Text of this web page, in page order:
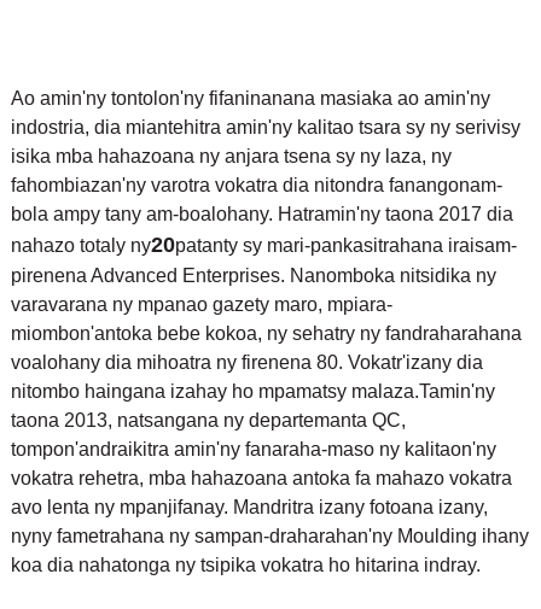
Ao amin'ny tontolon'ny fifaninanana masiaka ao amin'ny
indostria, dia miantehitra amin'ny kalitao tsara sy ny serivisy
isika mba hahazoana ny anjara tsena sy ny laza, ny
fahombiazan'ny varotra vokatra dia nitondra fanangonam-
bola ampy tany am-boalohany. Hatramin'ny taona 2017 dia
nahazo totaly ny20patanty sy mari-pankasitrahana iraisam-
pirenena Advanced Enterprises. Nanomboka nitsidika ny
varavarana ny mpanao gazety maro, mpiara-
miombon'antoka bebe kokoa, ny sehatry ny fandraharahana
voalohany dia mihoatra ny firenena 80. Vokatr'izany dia
nitombo haingana izahay ho mpamatsy malaza.Tamin'ny
taona 2013, natsangana ny departemanta QC,
tompon'andraikitra amin'ny fanaraha-maso ny kalitaon'ny
vokatra rehetra, mba hahazoana antoka fa mahazo vokatra
avo lenta ny mpanjifanay. Mandritra izany fotoana izany,
nyny fametrahana ny sampan-draharahan'ny Moulding ihany
koa dia nahatonga ny tsipika vokatra ho hitarina indray.